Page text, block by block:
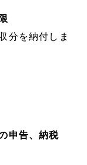
分を納付しま
申告、納税